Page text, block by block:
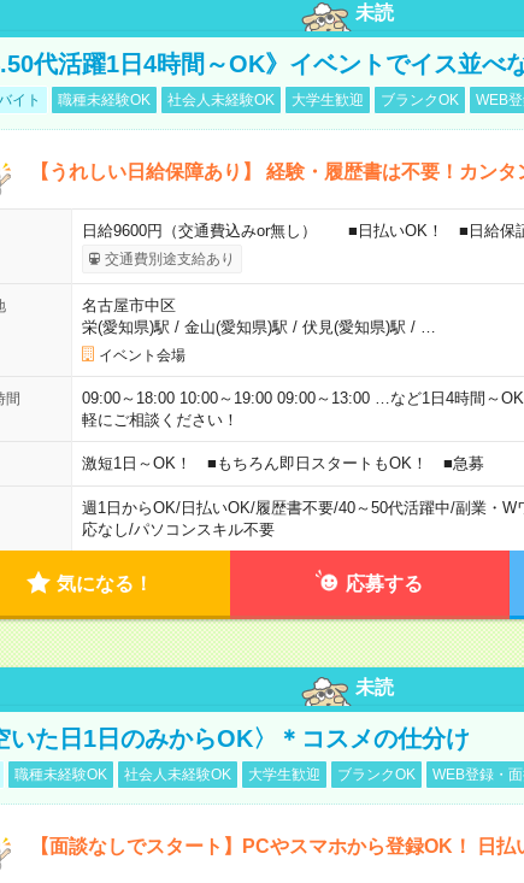
未読
代活躍1日4時間～OK》イベントでイス並べ
イト 職種未経験OK 社会人未経験OK 大学生歓迎 ブランクOK WEB
【うれしい日給保障あり】 経験・履歴書は不要！カンタ
日給9600円（交通費込みor無し） ■日払いOK！ ■日給保
交通費別途支給あり
名古屋市中区
栄(愛知県)駅 / 金山(愛知県)駅 / 伏見(愛知県)駅 /
イベント会場
間
09:00～18:00 10:00～19:00 09:00～13:00 …など1日4時間～
軽にご相談ください！
激短1日～OK！ ■もちろん即日スタートもOK！ ■急募
週1日からOK/日払いOK/履歴書不要/40～50代活躍中/副業・W
応なし/パソコンスキル不要
気になる！ 応募する
未読
いた日1日のみからOK〉＊コスメの仕分け
職種未経験OK 社会人未経験OK 大学生歓迎 ブランクOK WEB登録・
【面談なしでスタート】PCやスマホから登録OK！ 日払